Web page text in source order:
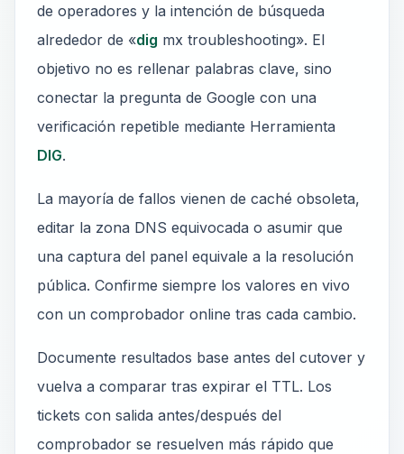
de operadores y la intención de búsqueda
alrededor de «dig mx troubleshooting». El
objetivo no es rellenar palabras clave, sino
conectar la pregunta de Google con una
verificación repetible mediante Herramienta
DIG.
La mayoría de fallos vienen de caché obsoleta,
editar la zona DNS equivocada o asumir que
una captura del panel equivale a la resolución
pública. Confirme siempre los valores en vivo
con un comprobador online tras cada cambio.
Documente resultados base antes del cutover y
vuelva a comparar tras expirar el TTL. Los
tickets con salida antes/después del
comprobador se resuelven más rápido que